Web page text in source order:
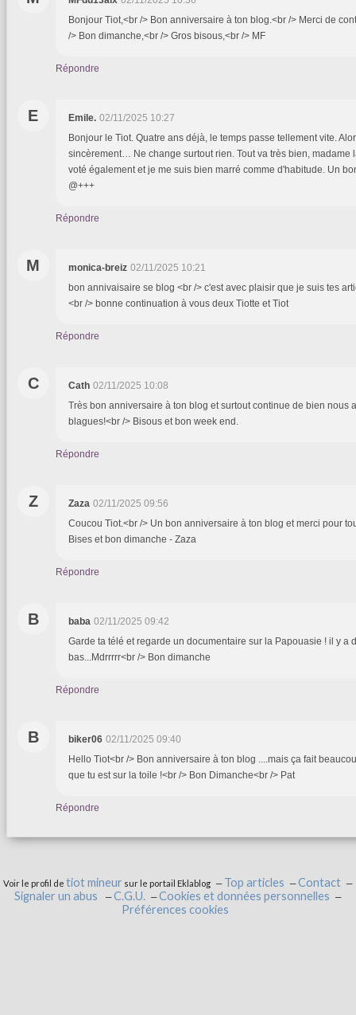
Bonjour Tiot,<br /> Bon anniversaire à ton blog.<br /> Merci de
/> Bon dimanche,<br /> Gros bisous,<br /> MF
Répondre
E Emile. 02/11/2025 10:27
Bonjour le Tiot. Quatre ans déjà, le temps passe tellement vite.
sincèrement… Ne change surtout rien. Tout va très bien, madame
voté également et je me suis bien marré comme d'habitude. Un
@+++
Répondre
M monica-breiz 02/11/2025 10:21
bon annivaisaire se blog <br /> c'est avec plaisir que je suis tes
<br /> bonne continuation à vous deux Tiotte et Tiot
Répondre
C Cath 02/11/2025 10:08
Très bon anniversaire à ton blog et surtout continue de bien nous
blagues!<br /> Bisous et bon week end.
Répondre
Z Zaza 02/11/2025 09:56
Coucou Tiot.<br /> Un bon anniversaire à ton blog et merci pour
Bises et bon dimanche - Zaza
Répondre
B baba 02/11/2025 09:42
Garde ta télé et regarde un documentaire sur la Papouasie ! il y a
bas...Mdrrrrr<br /> Bon dimanche
Répondre
B biker06 02/11/2025 09:40
Hello Tiot<br /> Bon anniversaire à ton blog ....mais ça fait
que tu est sur la toile !<br /> Bon Dimanche<br /> Pat
Répondre
Voir le profil de tiot mineur sur le portail Eklablog Top articles
Contact
Signaler un abus
C.G.U.
Cookies et données personnelles
Préférences cookies